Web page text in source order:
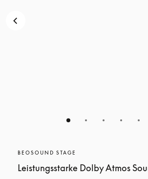
BEOSOUND STAGE
Leistungsstarke Dolby Atmos